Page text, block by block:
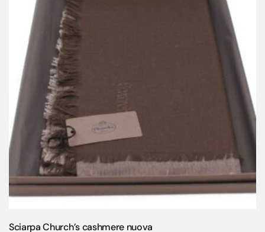
Sciarpa Church’s cashmere nuova